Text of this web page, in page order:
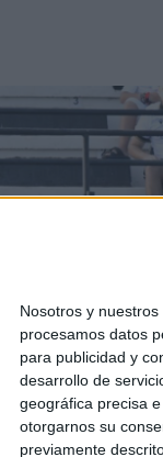
Nosotros y nuestros
procesamos datos
para publicidad y
desarrollo de
geográfica precisa
otorgarnos su
previamente